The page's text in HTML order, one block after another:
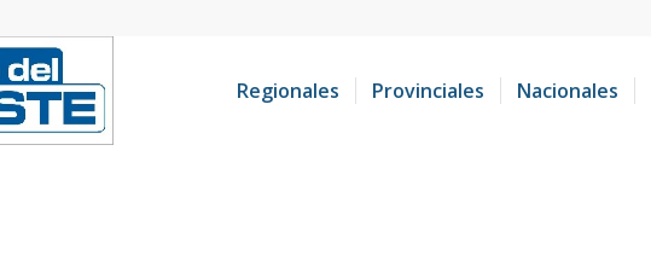
Regionales Provinciales Nacionales